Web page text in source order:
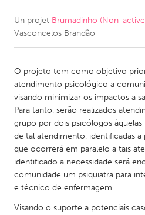
CANADA
Newmarket
South Shore
MALAYSIA
Kuala Lumpur
NETHERLANDS
Leiden
Un projet Brumadinho (Non-
Vasconcelos Brandão
O projeto tem como objetivo
atendimento psicológico a
visando minimizar os impactos a
Para tanto, serão realizados
grupo por dois psicólogos àquelas
de tal atendimento, identificadas
que ocorrerá em paralelo a tais
identificado a necessidade será
comunidade um psiquiatra para
e técnico de enfermagem.
Visando o suporte a potenciais